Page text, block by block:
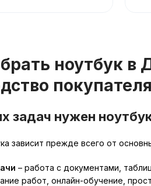
ноутбук
покупателя
задач нужен
зависит прежде всего от
– работа с документами,
работ, онлайн-обучение,